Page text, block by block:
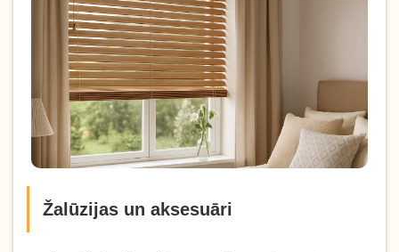
Žalūzijas un aksesuāri